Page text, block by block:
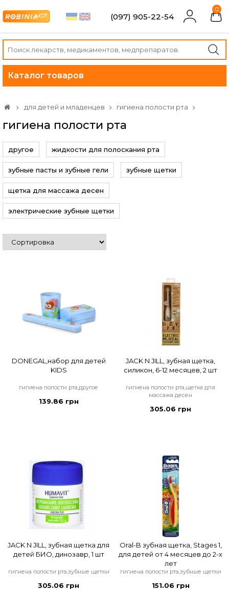
(097) 905-22-54
0
Каталог товаров
для детей и младенцев гигиена полости рта
гигиена полости рта
другое жидкости для полоскания рта
зубные пасты и зубные гели зубные щетки
щетка для массажа десен
электрические зубные щетки
DONEGAL,набор для детей
KIDS
гигиена полости рта,другое
139.86 грн
JACK N JILL, зубная щетка,
силикон, 6-12 месяцев, 2 шт
гигиена полости рта,щетка для
массажа десен
305.06 грн
JACK N JILL, зубная щетка для
детей БИО, динозавр, 1 шт
гигиена полости рта,зубные щетки
305.06 грн
Oral-B зубная щетка, Stages 1,
для детей от 4 месяцев до 2-х
лет
гигиена полости рта,зубные щетки
151.06 грн